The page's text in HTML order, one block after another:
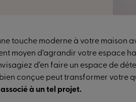
touche moderne à votre maison
moyen d’agrandir votre espace
d’en faire un espace de
bien conçue peut transformer votre
à un tel projet.